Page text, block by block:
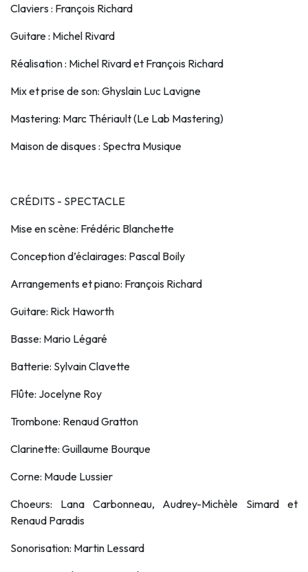
Claviers : François Richard
Guitare : Michel Rivard
Réalisation : Michel Rivard et François Richard
Mix et prise de son: Ghyslain Luc Lavigne
Mastering: Marc Thériault (Le Lab Mastering)
Maison de disques : Spectra Musique
CRÉDITS - SPECTACLE
Mise en scène: Frédéric Blanchette
Conception d’éclairages: Pascal Boily
Arrangements et piano: François Richard
Guitare: Rick Haworth
Basse: Mario Légaré
Batterie: Sylvain Clavette
Flûte: Jocelyne Roy
Trombone: Renaud Gratton
Clarinette: Guillaume Bourque
Corne: Maude Lussier
Choeurs: Lana Carbonneau, Audrey-Michèle Simard et
Renaud Paradis
Sonorisation: Martin Lessard